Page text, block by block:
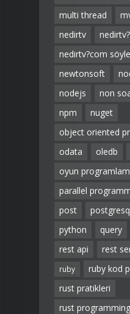
multi thread
nedirtv
nedirtv?com
newtonsoft
nodejs
non
npm
nuget
object oriented
odata
oledb
oyun
parallel
post
python
query
rest api rest
ruby ruby kod
rust pratikleri
rust